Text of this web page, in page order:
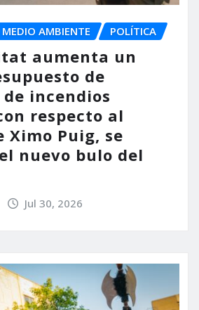
MEDIO AMBIENTE POLÍTICA
aumenta un
de
incendios
respecto al
Ximo Puig, se
nuevo bulo del
Jul 30, 2026